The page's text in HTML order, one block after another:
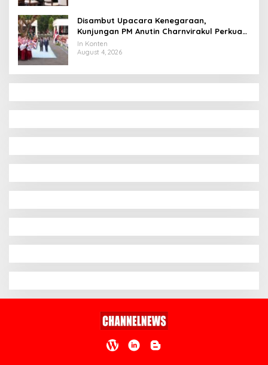
Disambut Upacara Kenegaraan,
Kunjungan PM Anutin Charnvirakul Perkuat
Hubungan Indonesia-Thailand
In Konten
August 4, 2026